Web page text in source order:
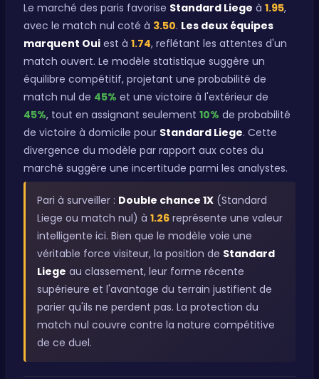
Le marché des paris favorise Standard Liege à 1.95,
avec le match nul coté à 3.50. Les deux équipes
marquent Oui est à 1.74, reflétant les attentes d'un
match ouvert. Le modèle statistique suggère un
équilibre compétitif, projetant une probabilité de
match nul de 45% et une victoire à l'extérieur de
45%, tout en assignant seulement 10% de probabilité
de victoire à domicile pour Standard Liege. Cette
divergence du modèle par rapport aux cotes du
marché suggère une incertitude parmi les analystes.
Pari à surveiller : Double chance 1X (Standard
Liege ou match nul) à 1.26 représente une valeur
intelligente ici. Bien que le modèle voie une
véritable force visiteur, la position de Standard
Liege au classement, leur forme récente
supérieure et l'avantage du terrain justifient de
parier qu'ils ne perdent pas. La protection du
match nul couvre contre la nature compétitive
de ce duel.